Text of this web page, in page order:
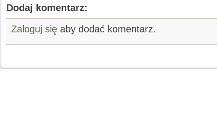
Dodaj komentarz:
Zaloguj się aby dodać komentarz.